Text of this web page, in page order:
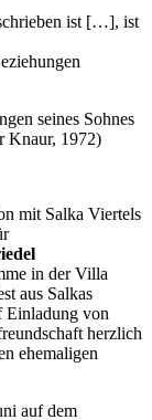
ist […], ist
seines Sohnes
Knaur, 1972)
mit Salka Viertels
in der Villa
aus Salkas
Einladung von
herzlich
ehemaligen
auf dem